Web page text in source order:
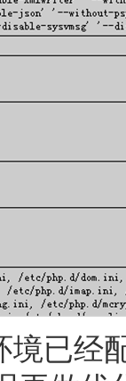
境已经